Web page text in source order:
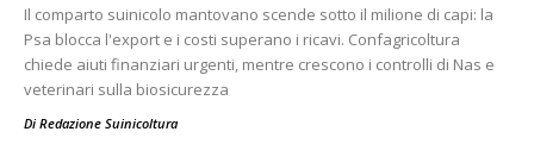
Il comparto suinicolo mantovano scende sotto il milione di capi: la
Psa blocca l'export e i costi superano i ricavi. Confagricoltura
chiede aiuti finanziari urgenti, mentre crescono i controlli di Nas e
veterinari sulla biosicurezza
Di Redazione Suinicoltura